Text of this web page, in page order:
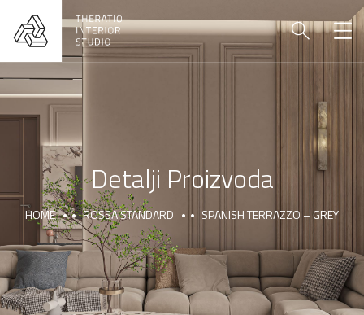
Detalji Proizvoda
HOME ROSSA STANDARD SPANISH TERRAZZO – GREY